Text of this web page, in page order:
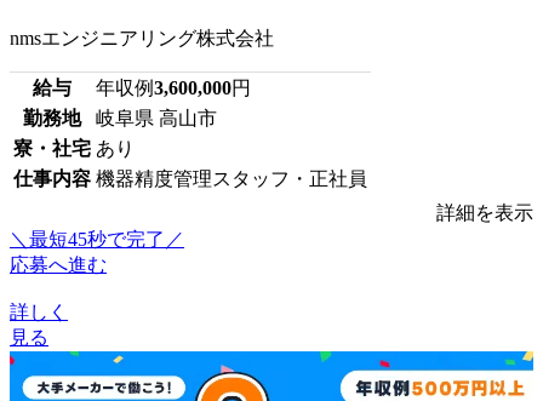
nmsエンジニアリング株式会社
給与 年収例3,600,000円
勤務地
岐阜県 高山市
寮・社宅 あり
仕事内容 機器精度管理スタッフ・正社員
詳細を表示
＼最短45秒で完了／
応募へ進む
詳しく
見る